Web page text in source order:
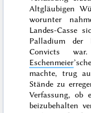
Altgläubigen
worunter
Landes-Casse
Palladium der
Convicts war.
Eschenmeier
machte, trug
Stände zu
Verfassung,
beizubehalten